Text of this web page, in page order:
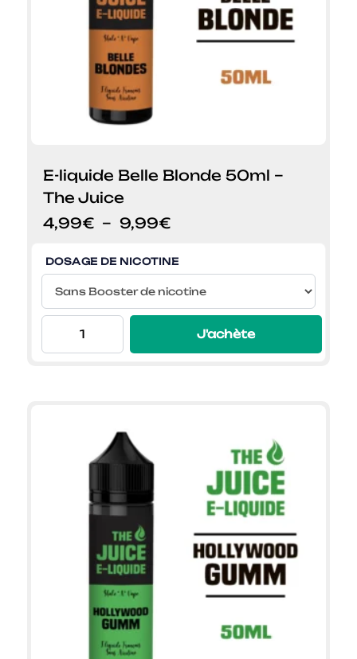
E-liquide Belle Blonde 50ml –
The Juice
4,99€ – 9,99€Plage
prix :
4,99€
à
9,99€
DOSAGE DE NICOTINE
J'achète